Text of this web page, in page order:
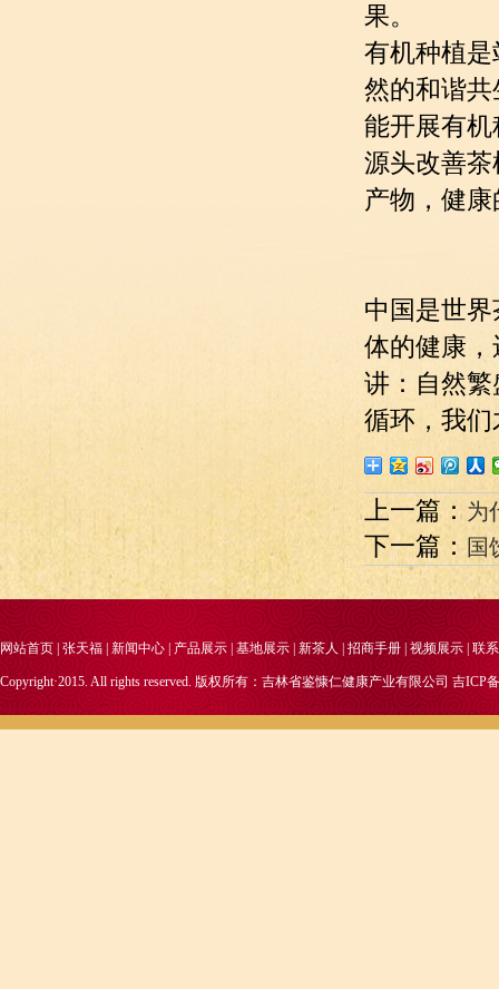
果。
有机种植
然的和谐
能开展有
源头改善
产物，健
中国是世
体的健康
讲：自然
循环，我
上一篇： 为
下一篇： 国
网站首页 张天福 新闻中心 产品展示 基地展示 |新茶人| 招商手册|视频展示|联
Copyright·2015. All rights reserved. 版权所有：吉林省鉴慷仁健康产业有限公司 吉ICP